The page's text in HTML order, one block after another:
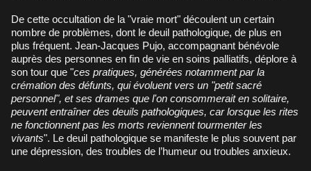
De cette occultation de la "vraie mort" découlent un certain
nombre de problèmes, dont le deuil pathologique, de plus en
plus fréquent. Jean-Jacques Pujo, accompagnant bénévole
auprès des personnes en fin de vie en soins palliatifs, déplore à
son tour que "ces pratiques, générées notamment par la
crémation des défunts, qui évoluent vers un "petit sacré
personnel", et ses drames que l'on consommerait en solitaire,
peuvent entraîner des deuils pathologiques, car lorsque les rites
ne fonctionnent pas les morts reviennent tourmenter les
vivants". Le deuil pathologique se manifeste le plus souvent par
une dépression, des troubles de l’humeur ou troubles anxieux.